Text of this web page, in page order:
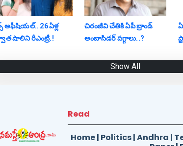
అఫీషియ‌ల్‌.. 26 ఏళ్ల
షాలిని రీఎంట్రీ.!
చిరంజీవి చేతికి ఏపీ బ్రాండ్
అంబాసిడర్ పగ్గాలు..?
Show All
Read
Home| Politics|Andhra |